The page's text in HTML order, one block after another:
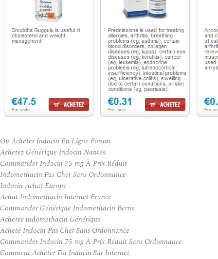
Ou Acheter Indocin En Ligne Forum
Achetez Générique Indocin Nantes
Commander Indocin 75 mg À Prix Réduit
Indomethacin Pas Cher Sans Ordonnance
Indocin Achat Europe
Achat Indomethacin Internet France
Commander Générique Indomethacin Berne
Acheter Indomethacin Générique
Acheté Indocin Pas Cher Sans Ordonnance
Commander Indocin 75 mg À Prix Réduit Sans Ordonnance
Comment Acheter Du Indocin Sur Internet